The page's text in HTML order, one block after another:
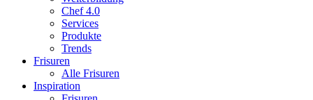
Chef 4.0
Services
Produkte
Trends
Frisuren
Alle Frisuren
Inspiration